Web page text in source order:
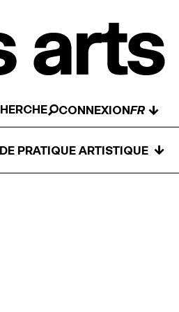
CONNEXION ↓
PRATIQUE ARTISTIQUE ↓